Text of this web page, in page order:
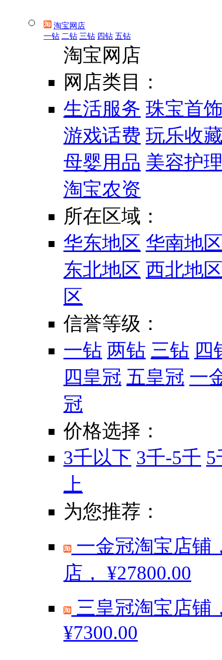
淘宝网店
一钻 二钻 三钻 四钻 五钻
淘宝网店
网店类目：
生活服务 珠宝首
游戏话费 玩乐收
母婴用品 美容护
淘宝农资
所在区域：
华东地区 华南地
东北地区 西北地
区
信誉等级：
一钻 两钻 三钻 四
四皇冠 五皇冠 一
冠
价格选择：
3千以下 3千-5千 5
上
为您推荐：
一金冠淘宝店铺
店， ¥27800.00
三皇冠淘宝店铺
¥7300.00